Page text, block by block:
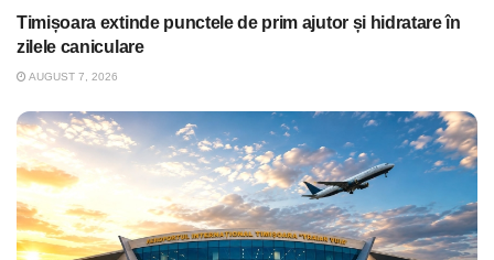
Timișoara extinde punctele de prim ajutor și hidratare în
zilele caniculare
AUGUST 7, 2026